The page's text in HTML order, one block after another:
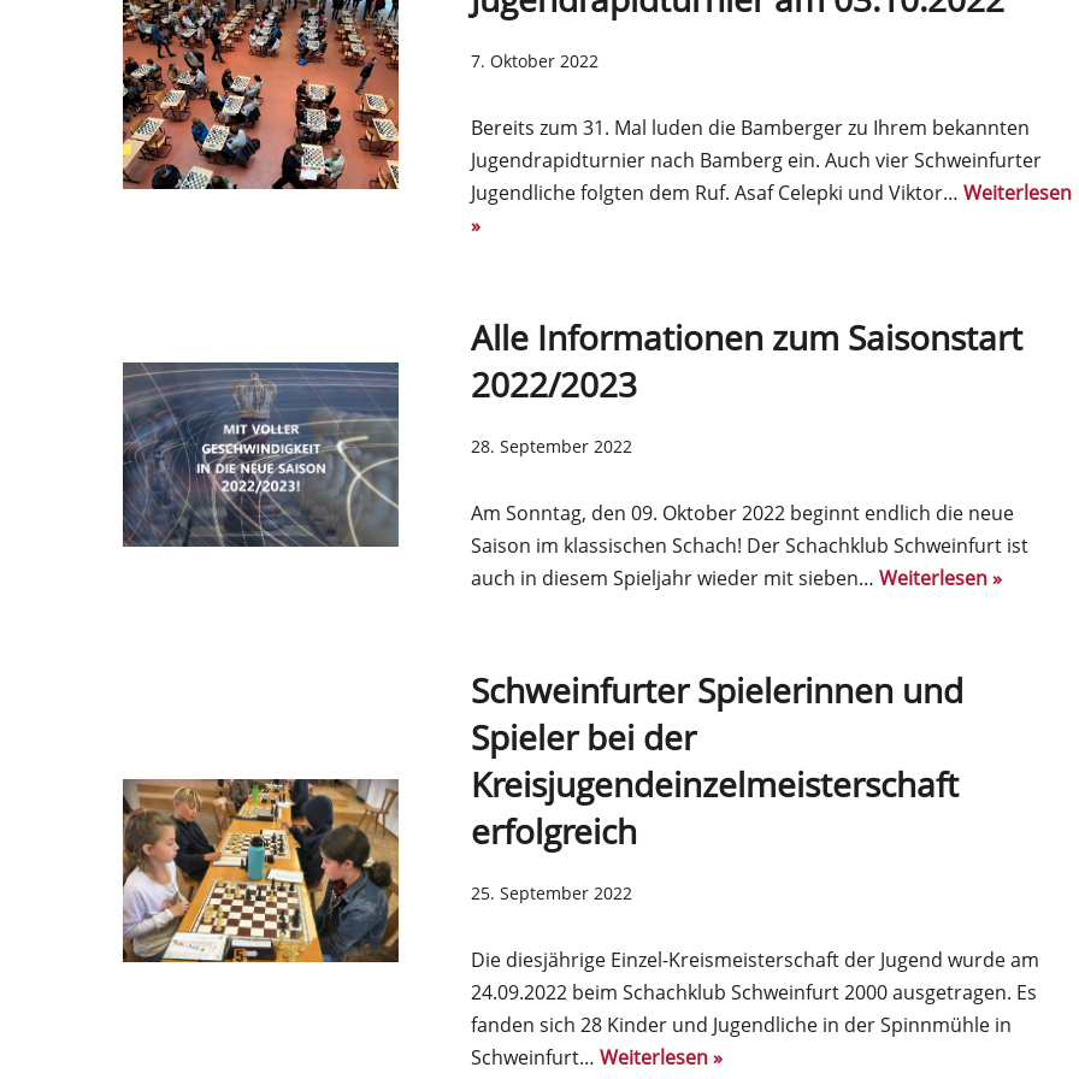
7. Oktober 2022
Bereits zum 31. Mal luden die Bamberger zu Ihrem bekannten
Jugendrapidturnier nach Bamberg ein. Auch vier Schweinfurter
Jugendliche folgten dem Ruf. Asaf Celepki und Viktor…Weiterlesen
»
Alle Informationen zum Saisonstart
2022/2023
28. September 2022
Am Sonntag, den 09. Oktober 2022 beginnt endlich die neue
Saison im klassischen Schach! Der Schachklub Schweinfurt ist
auch in diesem Spieljahr wieder mit sieben…Weiterlesen »
Schweinfurter Spielerinnen und
Spieler bei der
Kreisjugendeinzelmeisterschaft
erfolgreich
25. September 2022
Die diesjährige Einzel-Kreismeisterschaft der Jugend wurde am
24.09.2022 beim Schachklub Schweinfurt 2000 ausgetragen. Es
fanden sich 28 Kinder und Jugendliche in der Spinnmühle in
Schweinfurt…Weiterlesen »